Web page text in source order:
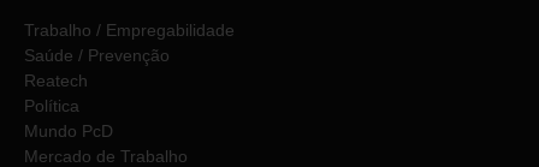
Trabalho / Empregabilidade
Saúde / Prevenção
Reatech
Política
Mundo PcD
Mercado de Trabalho